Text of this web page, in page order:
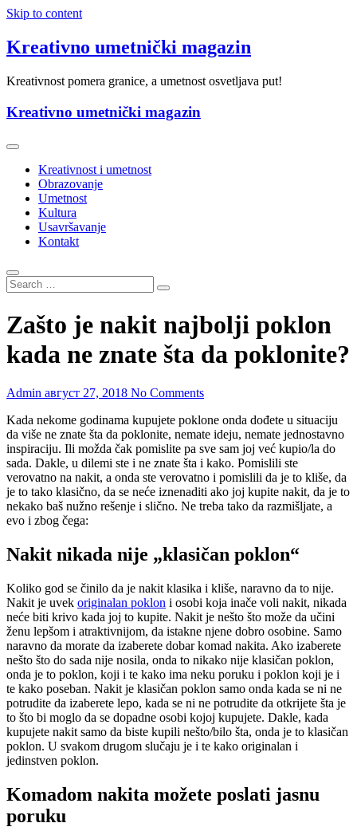
Skip to content
Kreativno umetnički magazin
Kreativnost pomera granice, a umetnost osvetljava put!
Kreativno umetnički magazin
Kreativnost i umetnost
Obrazovanje
Umetnost
Kultura
Usavršavanje
Kontakt
Zašto je nakit najbolji poklon
kada ne znate šta da poklonite?
Admin август 27, 2018 No Comments
Kada nekome godinama kupujete poklone onda dođete u situaciju
da više ne znate šta da poklonite, nemate ideju, nemate jednostavno
inspiraciju. Ili možda čak pomislite pa sve sam joj već kupio/la do
sada. Dakle, u dilemi ste i ne znate šta i kako. Pomislili ste
verovatno na nakit, a onda ste verovatno i pomislili da je to kliše, da
je to tako klasično, da se neće iznenaditi ako joj kupite nakit, da je to
nekako baš nužno rešenje i slično. Ne treba tako da razmišljate, a
evo i zbog čega:
Nakit nikada nije „klasičan poklon“
Koliko god se činilo da je nakit klasika i kliše, naravno da to nije.
Nakit je uvek originalan poklon i osobi koja inače voli nakit, nikada
neće biti krivo kada joj to kupite. Nakit je nešto što može da učini
ženu lepšom i atraktivnijom, da istakne njene dobro osobine. Samo
naravno da morate da izaberete dobar komad nakita. Ako izaberete
nešto što do sada nije nosila, onda to nikako nije klasičan poklon,
onda je to poklon, koji i te kako ima neku poruku i poklon koji je i
te kako poseban. Nakit je klasičan poklon samo onda kada se ni ne
potrudite da izaberete lepo, kada se ni ne potrudite da otkrijete šta je
to što bi moglo da se dopadne osobi kojoj kupujete. Dakle, kada
kupujete nakit samo da biste kupili nešto/bilo šta, onda je to klasičan
poklon. U svakom drugom slučaju je i te kako originalan i
jedinstven poklon.
Komadom nakita možete poslati jasnu
poruku